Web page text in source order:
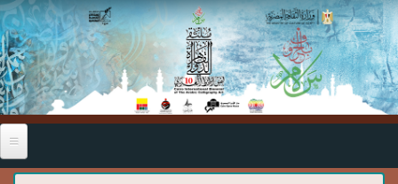
Skip to main content